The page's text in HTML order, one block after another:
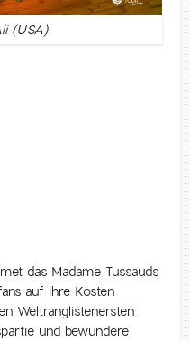
(USA)
das Madame Tussauds
auf ihre Kosten
Weltranglistenersten
und bewundere